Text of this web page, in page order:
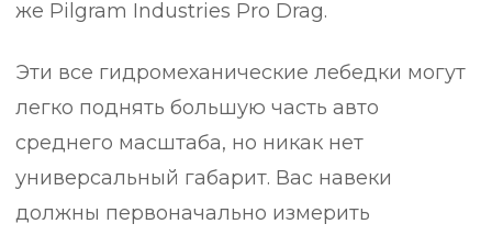
же Pilgram Industries Pro Drag.
Эти все гидромеханические лебедки могут
легко поднять большую часть авто
среднего масштаба, но никак нет
универсальный габарит. Вас навеки
должны первоначально измерить